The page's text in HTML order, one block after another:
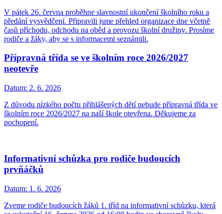
V pátek 26. června proběhne slavnostní ukončení školního roku a
předání vysvědčení. Připravili jsme přehled organizace dne včetně
časů příchodu, odchodu na oběd a provozu školní družiny. Prosíme
rodiče a žáky, aby se s informacemi seznámili.
Přípravná třída se ve školním roce 2026/2027
neotevře
Datum: 2. 6. 2026
Z důvodu nízkého počtu přihlášených dětí nebude přípravná třída ve
školním roce 2026/2027 na naší škole otevřena. Děkujeme za
pochopení.
Informativní schůzka pro rodiče budoucích
prvňáčků
Datum: 1. 6. 2026
Zveme rodiče budoucích žáků 1. tříd na informativní schůzku, která